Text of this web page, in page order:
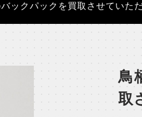
ックパックを買取させていた
鳥
取